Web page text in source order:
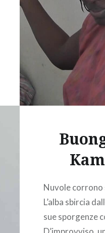
Nuvole corrono
L’alba sbircia
sue sporgenze